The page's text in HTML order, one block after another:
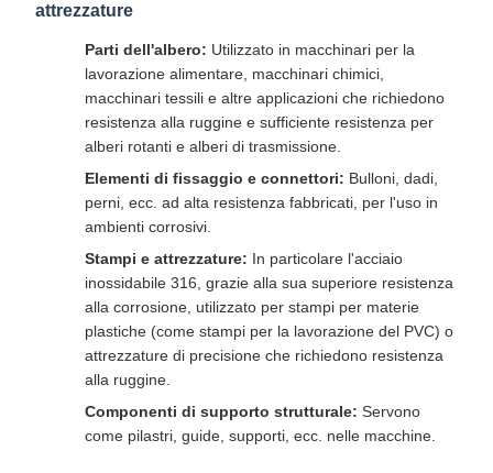
attrezzature
Parti dell'albero: Utilizzato in macchinari per la
lavorazione alimentare, macchinari chimici,
macchinari tessili e altre applicazioni che richiedono
resistenza alla ruggine e sufficiente resistenza per
alberi rotanti e alberi di trasmissione.
Elementi di fissaggio e connettori: Bulloni, dadi,
perni, ecc. ad alta resistenza fabbricati, per l'uso in
ambienti corrosivi.
Stampi e attrezzature: In particolare l'acciaio
inossidabile 316, grazie alla sua superiore resistenza
alla corrosione, utilizzato per stampi per materie
plastiche (come stampi per la lavorazione del PVC) o
attrezzature di precisione che richiedono resistenza
alla ruggine.
Componenti di supporto strutturale: Servono
come pilastri, guide, supporti, ecc. nelle macchine.